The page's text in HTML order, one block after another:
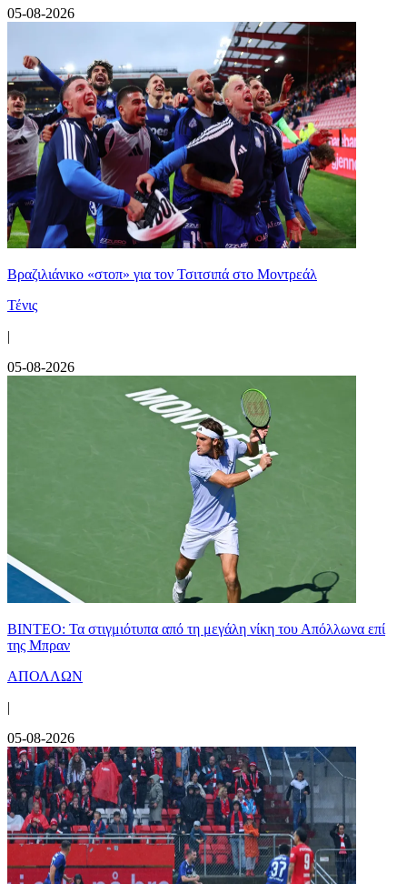
05-08-2026
Βραζιλιάνικο «στοπ» για τον Τσιτσιπά στο Μοντρεάλ
Τένις
|
05-08-2026
ΒΙΝΤΕΟ: Τα στιγμιότυπα από τη μεγάλη νίκη του Απόλλωνα επί
της Μπραν
ΑΠΟΛΛΩΝ
|
05-08-2026